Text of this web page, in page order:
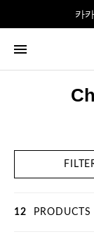
카
12 PRODUCTS